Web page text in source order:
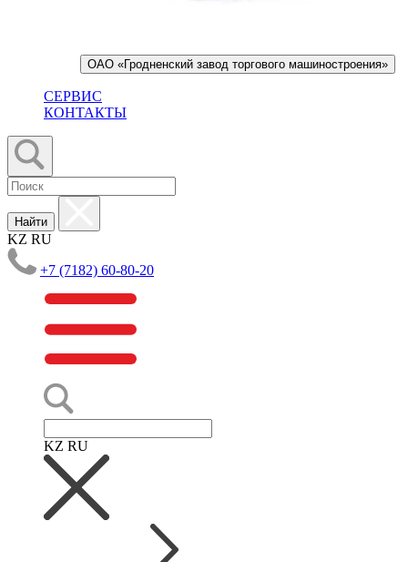
ОАО «Гродненский завод торгового машиностроения»
СЕРВИС
КОНТАКТЫ
Найти
KZ RU
+7 (7182) 60-80-20
KZ RU